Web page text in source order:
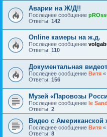
Аварии на Ж/Д!!
Последнее сообщение
Ответы: 142
Online камеры на ж.д.
Последнее сообщение
Ответы: 110
Документальная
Последнее сообщение Витя «
Ответы: 156
Музей «Паровозы
Последнее сообщение le
Ответы: 2
Видео с Американской
Последнее сообщение Витя «
Ответы: 8